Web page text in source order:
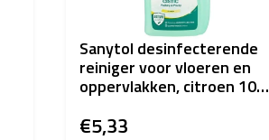
Sanytol desinfecterende
reiniger voor vloeren en
oppervlakken, citroen 1000
€5,33